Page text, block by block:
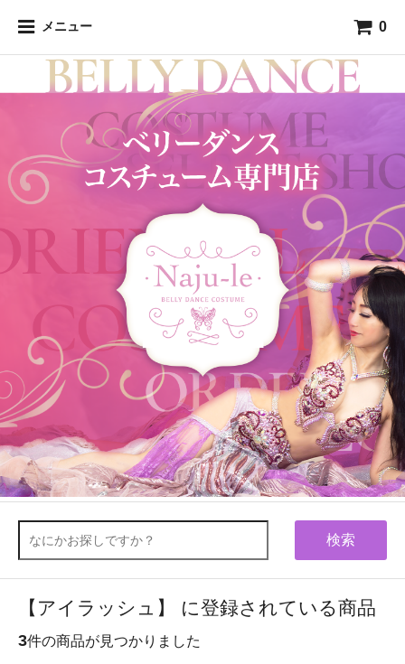
メニュー 0
検索
【アイラッシュ】 に登録されている商品
3件の商品が見つかりました